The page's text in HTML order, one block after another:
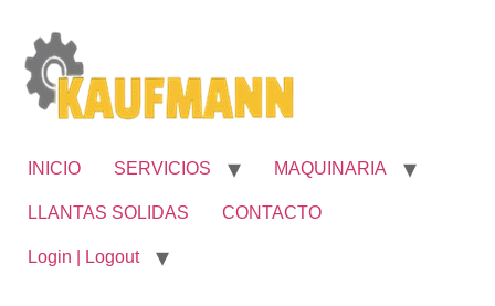
INICIO SERVICIOS MAQUINARIA
LLANTAS SOLIDAS CONTACTO
Login | Logout